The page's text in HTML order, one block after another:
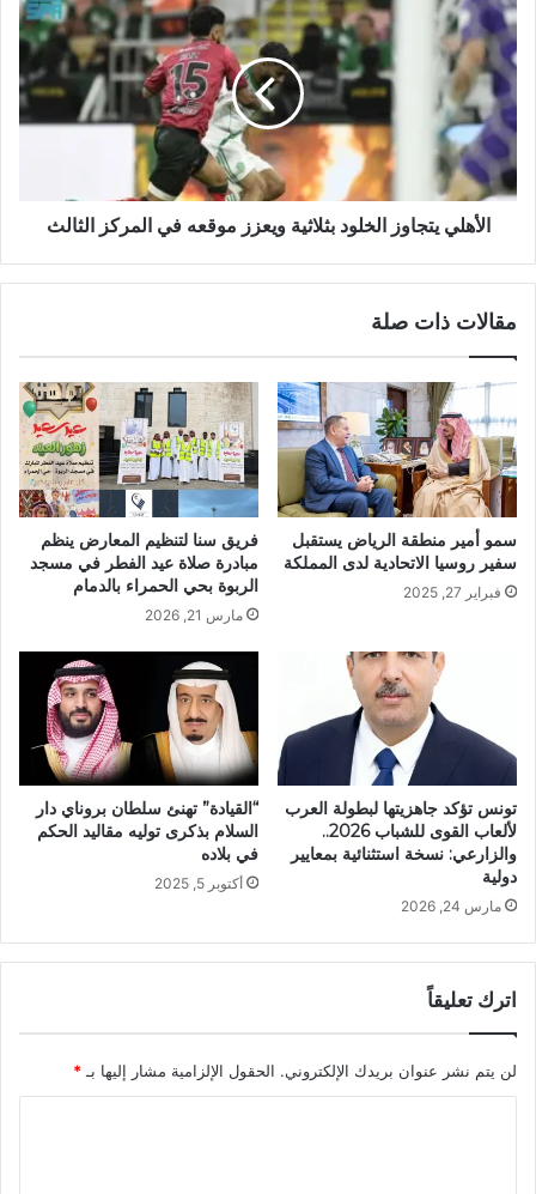
الأهلي يتجاوز الخلود بثلاثية ويعزز موقعه في المركز الثالث
مقالات ذات صلة
سمو أمير منطقة الرياض يستقبل
سفير روسيا الاتحادية لدى المملكة
فبراير 27, 2025
فريق سنا لتنظيم المعارض ينظم
مبادرة صلاة عيد الفطر في مسجد
الربوة بحي الحمراء بالدمام
مارس 21, 2026
تونس تؤكد جاهزيتها لبطولة العرب
لألعاب القوى للشباب 2026..
والزارعي: نسخة استثنائية بمعايير
دولية
مارس 24, 2026
“القيادة” تهنئ سلطان بروناي دار
السلام بذكرى توليه مقاليد الحكم
في بلاده
أكتوبر 5, 2025
اترك تعليقاً
لن يتم نشر عنوان بريدك الإلكتروني. الحقول الإلزامية مشار إليها بـ*